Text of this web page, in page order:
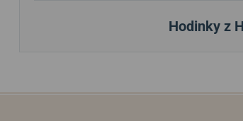
Hodinky z